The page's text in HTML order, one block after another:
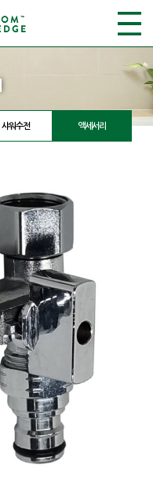
샤워수전 액세서리